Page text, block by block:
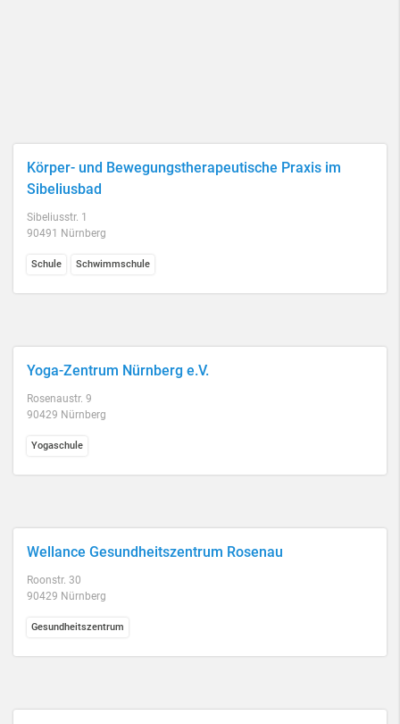
Körper- und Bewegungstherapeutische Praxis im
Sibeliusbad
Sibeliusstr. 1
90491 Nürnberg
Schule Schwimmschule
Yoga-Zentrum Nürnberg e.V.
Rosenaustr. 9
90429 Nürnberg
Yogaschule
Wellance Gesundheitszentrum Rosenau
Roonstr. 30
90429 Nürnberg
Gesundheitszentrum